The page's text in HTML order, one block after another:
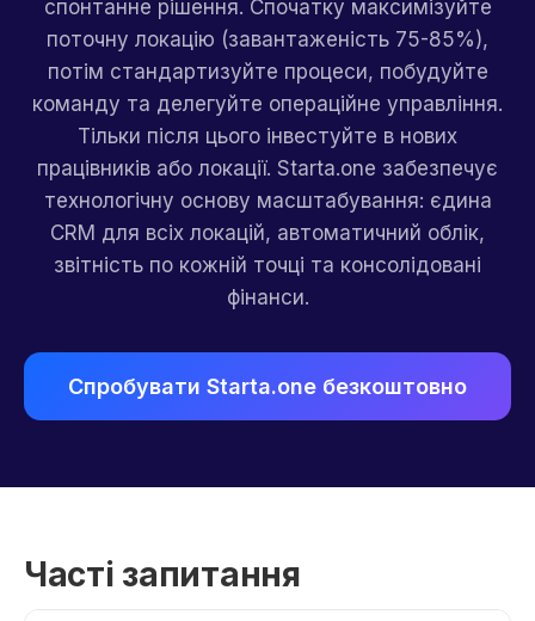
спонтанне рішення. Спочатку максимізуйте
поточну локацію (завантаженість 75-85%),
потім стандартизуйте процеси, побудуйте
команду та делегуйте операційне управління.
Тільки після цього інвестуйте в нових
працівників або локації. Starta.one забезпечує
технологічну основу масштабування: єдина
CRM для всіх локацій, автоматичний облік,
звітність по кожній точці та консолідовані
фінанси.
Спробувати Starta.one безкоштовно
Часті запитання